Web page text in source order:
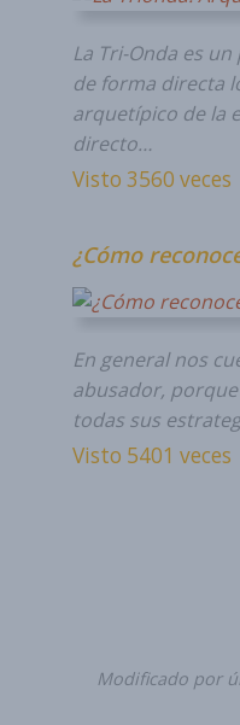
La Tri-Onda es
de forma directa
arquetípico de la
directo…
Visto 3560 veces
¿Cómo
En general nos
abusador, porque
todas sus
Visto 5401 veces
Modificado por